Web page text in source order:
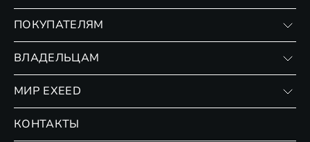
ПОКУПАТЕЛЯМ
Страхование
ВЛАДЕЛЬЦАМ
Сервис
МИР EXEED
КОНТАКТЫ